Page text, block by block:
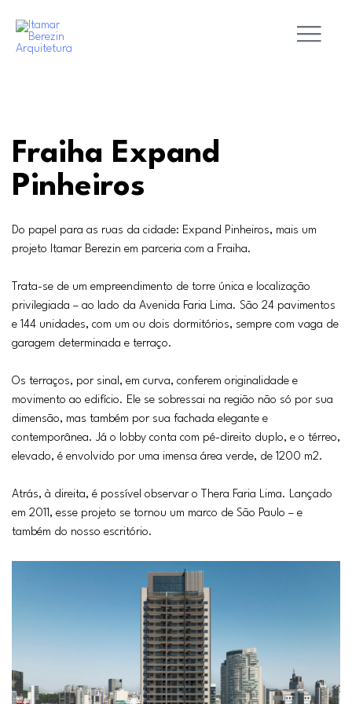
Fraiha Expand
Pinheiros
Do papel para as ruas da cidade: Expand Pinheiros, mais um
projeto Itamar Berezin em parceria com a Fraiha.
Trata-se de um empreendimento de torre única e localização
privilegiada – ao lado da Avenida Faria Lima. São 24 pavimentos
e 144 unidades, com um ou dois dormitórios, sempre com vaga de
garagem determinada e terraço.
Os terraços, por sinal, em curva, conferem originalidade e
movimento ao edifício. Ele se sobressai na região não só por sua
dimensão, mas também por sua fachada elegante e
contemporânea. Já o lobby conta com pé-direito duplo, e o térreo,
elevado, é envolvido por uma imensa área verde, de 1200 m2.
Atrás, à direita, é possível observar o Thera Faria Lima. Lançado
em 2011, esse projeto se tornou um marco de São Paulo – e
também do nosso escritório.